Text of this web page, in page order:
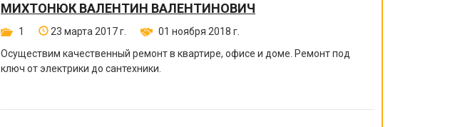
МИХТОНЮК ВАЛЕНТИН ВАЛЕНТИНОВИЧ
1 23 марта 2017 г.
01 ноября 2018 г.
Осуществим качественный ремонт в квартире, офисе и доме. Ремонт под
ключ от электрики до сантехники.